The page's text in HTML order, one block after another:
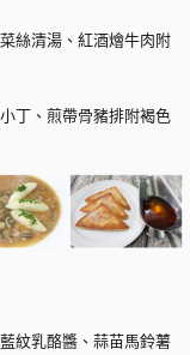
絲清湯、紅酒燴牛肉附
丁、煎帶骨豬排附褐色
紋乳酪醬、蒜苗馬鈴薯